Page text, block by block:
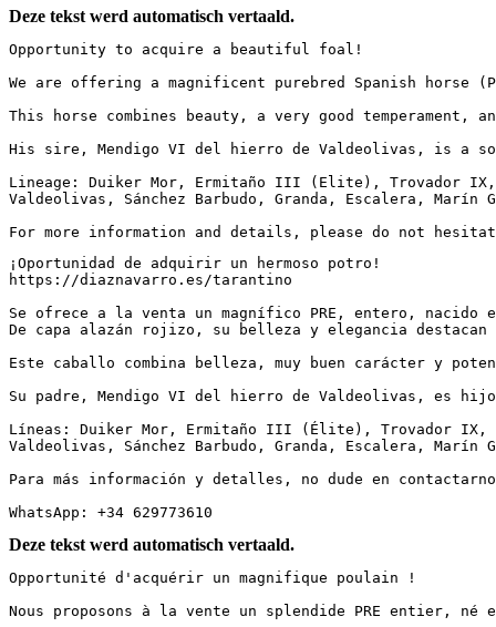
Deze tekst werd automatisch vertaald.
Opportunity to acquire a beautiful foal!
We are offering a magnificent purebred Spanish
This horse combines beauty, a very good
His sire, Mendigo VI del hierro de Valdeolivas, is a
Lineage: Duiker Mor, Ermitaño III (Elite), Trovador
Valdeolivas, Sánchez Barbudo, Granda, Escalera,
For more information and details, please do not
¡Oportunidad de adquirir un hermoso potro!
https://diaznavarro.es/tarantino
Se ofrece a la venta un magnífico PRE, entero, nacido
De capa alazán rojizo, su belleza y elegancia
Este caballo combina belleza, muy buen carácter y
Su padre, Mendigo VI del hierro de Valdeolivas, es
Líneas: Duiker Mor, Ermitaño III (Élite), Trovador IX,
Valdeolivas, Sánchez Barbudo, Granda, Escalera,
Para más información y detalles, no dude en
WhatsApp: +34 629773610
Deze tekst werd automatisch vertaald.
Opportunité d'acquérir un magnifique poulain !
Nous proposons à la vente un splendide PRE entier,